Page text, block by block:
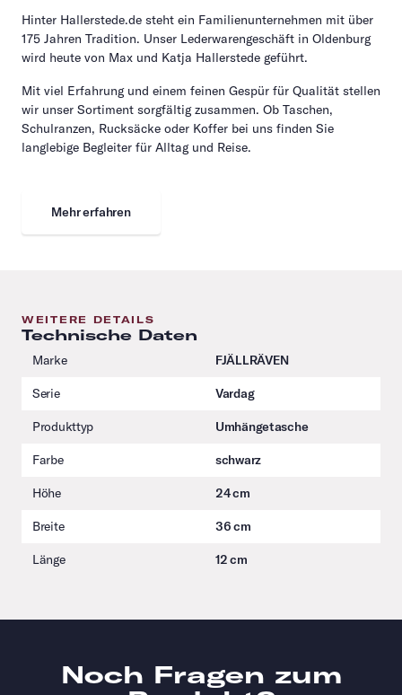
Hinter Hallerstede.de steht ein Familienunternehmen mit über
175 Jahren Tradition. Unser Lederwarengeschäft in Oldenburg
wird heute von Max und Katja Hallerstede geführt.
Mit viel Erfahrung und einem feinen Gespür für Qualität stellen
wir unser Sortiment sorgfältig zusammen. Ob Taschen,
Schulranzen, Rucksäcke oder Koffer bei uns finden Sie
langlebige Begleiter für Alltag und Reise.
Mehr erfahren
WEITERE DETAILS
Technische Daten
Marke FJÄLLRÄVEN
Serie Vardag
Produkttyp Umhängetasche
Farbe schwarz
Höhe 24 cm
Breite 36 cm
Länge 12 cm
Noch Fragen zum